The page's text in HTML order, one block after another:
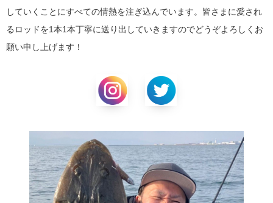
していくことにすべての情熱を注ぎ込んでいます。皆さまに愛され
るロッドを1本1本丁寧に送り出していきますのでどうぞよろしくお
願い申し上げます！